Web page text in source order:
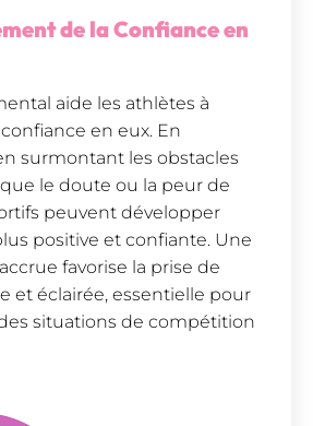
de la Confiance en
aide les athlètes à
en eux. En
surmontant les obstacles
le doute ou la peur de
peuvent développer
positive et confiante. Une
favorise la prise de
et éclairée, essentielle pour
situations de compétition